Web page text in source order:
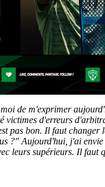
de m'exprimer
d'erreurs
pas bon. Il faut
?" Aujourd'hui, j'ai
leurs supérieurs. Il